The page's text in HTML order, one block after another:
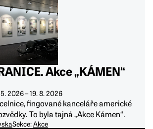
Akce „KÁMEN“
5. 2026–19. 8. 2026
fingované kanceláře americké
To byla tajná „Akce Kámen“.
Sekce:Akce